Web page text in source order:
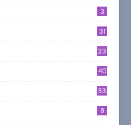
3
31
23
40
33
8